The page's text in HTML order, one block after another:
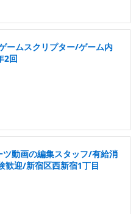
ームスクリプター/ゲーム内
2回
ツ動画の編集スタッフ/有給消
歓迎/新宿区西新宿1丁目